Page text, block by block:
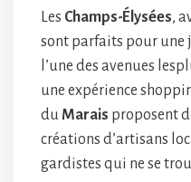
Les Champs-Élysées,
sont parfaits pour une
l’une des avenues
une expérience
duMarais proposent
créations d’artisans
gardistes qui ne se